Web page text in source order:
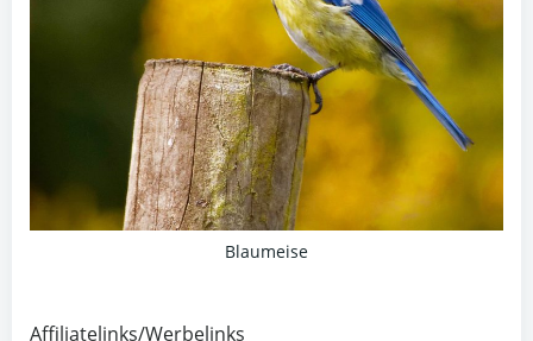
Blaumeise
Affiliatelinks/Werbelinks